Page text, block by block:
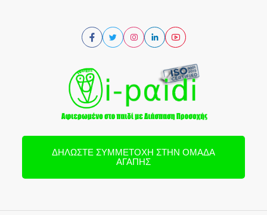
ΔΗΛΏΣΤΕ ΣΥΜΜΕΤΟΧΉ ΣΤΗΝ ΟΜΆΔΑ
ΑΓΆΠΗΣ